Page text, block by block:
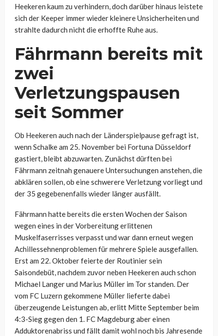
Heekeren kaum zu verhindern, doch darüber hinaus leistete
sich der Keeper immer wieder kleinere Unsicherheiten und
strahlte dadurch nicht die erhoffte Ruhe aus.
Fährmann bereits mit
zwei
Verletzungspausen
seit Sommer
Ob Heekeren auch nach der Länderspielpause gefragt ist,
wenn Schalke am 25. November bei Fortuna Düsseldorf
gastiert, bleibt abzuwarten. Zunächst dürften bei
Fährmann zeitnah genauere Untersuchungen anstehen, die
abklären sollen, ob eine schwerere Verletzung vorliegt und
der 35 gegebenenfalls wieder länger ausfällt.
Fährmann hatte bereits die ersten Wochen der Saison
wegen eines in der Vorbereitung erlittenen
Muskelfaserrisses verpasst und war dann erneut wegen
Achillessehnenproblemen für mehrere Spiele ausgefallen.
Erst am 22. Oktober feierte der Routinier sein
Saisondebüt, nachdem zuvor neben Heekeren auch schon
Michael Langer und Marius Müller im Tor standen. Der
vom FC Luzern gekommene Müller lieferte dabei
überzeugende Leistungen ab, erlitt Mitte September beim
4:3-Sieg gegen den 1. FC Magdeburg aber einen
Adduktorenabriss und fällt damit wohl noch bis Jahresende